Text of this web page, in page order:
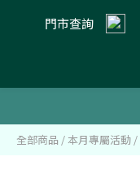
門市查詢
全部商品 / 本月專屬活動 /